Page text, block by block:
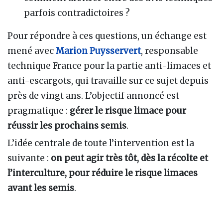
parfois contradictoires ?
Pour répondre à ces questions, un échange est
mené avecMarion Puysservert, responsable
technique France pour la partie anti-limaces et
anti-escargots, qui travaille sur ce sujet depuis
près de vingt ans. L’objectif annoncé est
pragmatique : gérer le risque limace pour
réussir les prochains semis.
L’idée centrale de toute l’intervention est la
suivante : on peut agir très tôt, dès la récolte et
l’interculture, pour réduire le risque limaces
avant les semis.